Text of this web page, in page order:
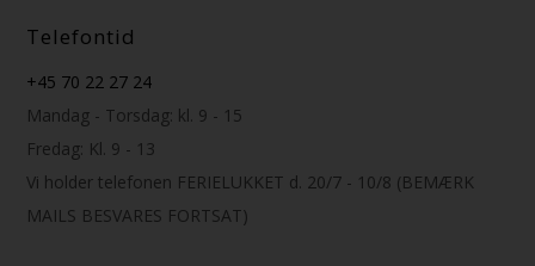
Telefontid
+45 70 22 27 24
Mandag - Torsdag: kl. 9 - 15
Fredag: Kl. 9 - 13
Vi holder telefonen FERIELUKKET d. 20/7 - 10/8 (BEMÆRK
MAILS BESVARES FORTSAT)